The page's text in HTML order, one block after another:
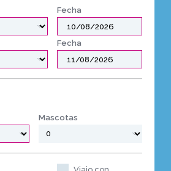
Fecha
Fecha
Mascotas